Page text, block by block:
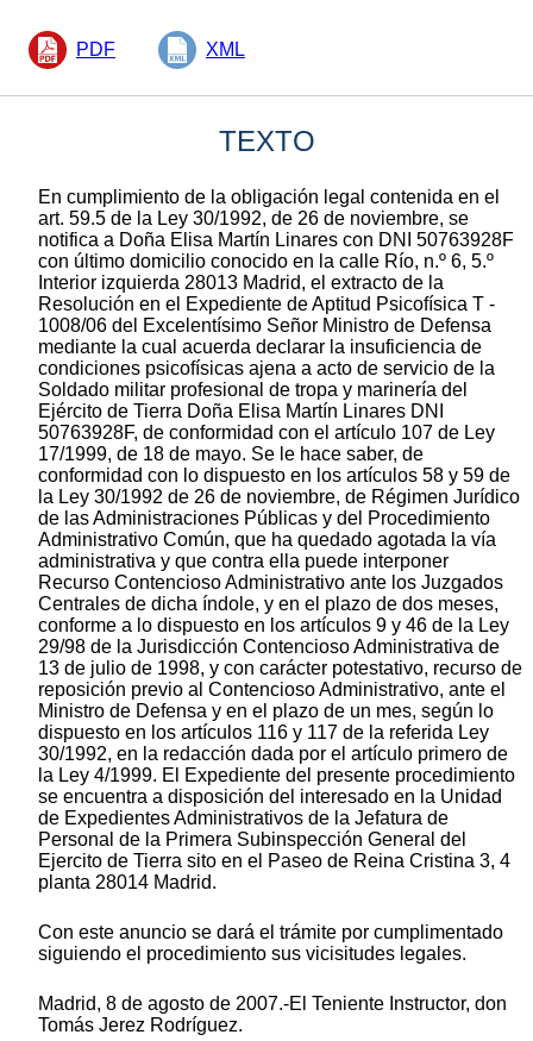
PDF XML
TEXTO
En cumplimiento de la obligación legal contenida en el
art. 59.5 de la Ley 30/1992, de 26 de noviembre, se
notifica a Doña Elisa Martín Linares con DNI 50763928F
con último domicilio conocido en la calle Río, n.º 6, 5.º
Interior izquierda 28013 Madrid, el extracto de la
Resolución en el Expediente de Aptitud Psicofísica T -
1008/06 del Excelentísimo Señor Ministro de Defensa
mediante la cual acuerda declarar la insuficiencia de
condiciones psicofísicas ajena a acto de servicio de la
Soldado militar profesional de tropa y marinería del
Ejército de Tierra Doña Elisa Martín Linares DNI
50763928F, de conformidad con el artículo 107 de Ley
17/1999, de 18 de mayo. Se le hace saber, de
conformidad con lo dispuesto en los artículos 58 y 59 de
la Ley 30/1992 de 26 de noviembre, de Régimen Jurídico
de las Administraciones Públicas y del Procedimiento
Administrativo Común, que ha quedado agotada la vía
administrativa y que contra ella puede interponer
Recurso Contencioso Administrativo ante los Juzgados
Centrales de dicha índole, y en el plazo de dos meses,
conforme a lo dispuesto en los artículos 9 y 46 de la Ley
29/98 de la Jurisdicción Contencioso Administrativa de
13 de julio de 1998, y con carácter potestativo, recurso de
reposición previo al Contencioso Administrativo, ante el
Ministro de Defensa y en el plazo de un mes, según lo
dispuesto en los artículos 116 y 117 de la referida Ley
30/1992, en la redacción dada por el artículo primero de
la Ley 4/1999. El Expediente del presente procedimiento
se encuentra a disposición del interesado en la Unidad
de Expedientes Administrativos de la Jefatura de
Personal de la Primera Subinspección General del
Ejercito de Tierra sito en el Paseo de Reina Cristina 3, 4
planta 28014 Madrid.
Con este anuncio se dará el trámite por cumplimentado
siguiendo el procedimiento sus vicisitudes legales.
Madrid, 8 de agosto de 2007.-El Teniente Instructor, don
Tomás Jerez Rodríguez.